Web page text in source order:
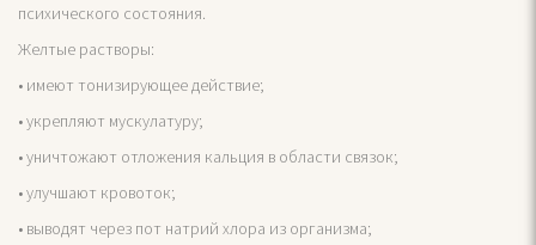
психического состояния.
Желтые растворы:
• имеют тонизирующее действие;
• укрепляют мускулатуру;
• уничтожают отложения кальция в области связок;
• улучшают кровоток;
• выводят через пот натрий хлора из организма;